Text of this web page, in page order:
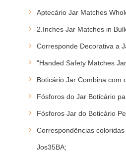
Aptecário Jar Matches
2.Inches Jar Matches in
Corresponde Decorativa a
"Handed Safety Matches
Boticário Jar Combina com
Fósforos do Jar Boticário
Fósforos Jar do Boticário
Correspondências
Jos35BA;